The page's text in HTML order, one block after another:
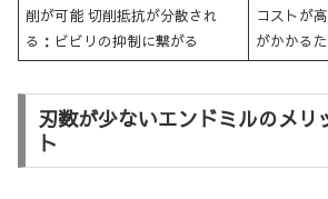
削が可能 切削抵抗が分散され
る：ビビリの抑制に繋がる
コストが
がかかる
刃数が少ないエンドミルのメリ
ト